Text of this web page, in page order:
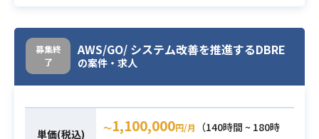
おける生声を吸い上げ、機能のアッ
プデートを随時行いつつ、新しい機
能開発にも取り組んでおり、
今後はユーザー向け機能のリニュー
アルを計画しています。
これまでは少人数での運営を行って
CircleCI
GitHub
Google Analytics
Mackerel
動物病院の先生や専門家と一緒に、
飼い主さんとペットに安心の毎日を
募集終
了
AWS/GO/ システム改善を推進するDBRE
の案件・求人
単価(税込) 〜1,100,000円/月
（140時間 ~ 180時